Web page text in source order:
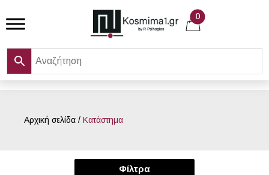
to
0
Αρχική σελίδα / Κατάστημα
Φίλτρα